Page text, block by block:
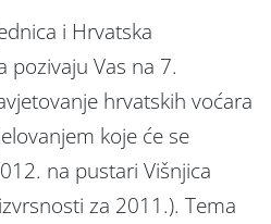
i Hrvatska
Vas na 7.
hrvatskih voćara
koje će se
na pustari Višnjica
za 2011.). Tema